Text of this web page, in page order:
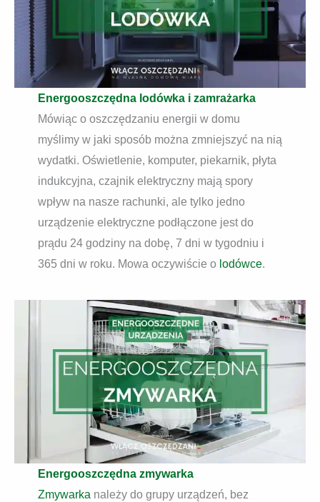
Energooszczędna lodówka i zamrażarka
Mówiąc o oszczędzaniu energii w domu
myślimy w jaki sposób można zmniejszyć na nią
wydatki. Oświetlenie, komputer, piekarnik, płyta
indukcyjna, czajnik elektryczny mają spory
wpływ na nasze rachunki, ale tylko jedno
urządzenie elektryczne podłączone jest do
prądu 24 godziny na dobę, 7 dni w tygodniu i
365 dni w roku. Mowa oczywiście o lodówce.
Energooszczędna zmywarka
Zmywarkanależy do grupy urządzeń, bez